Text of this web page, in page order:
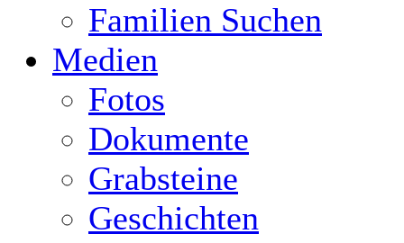
Familien Suchen
Medien
Fotos
Dokumente
Grabsteine
Geschichten